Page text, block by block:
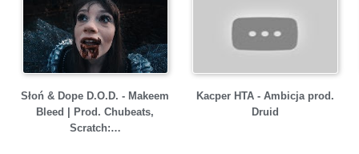
Słoń & Dope D.O.D. - Makeem
Bleed | Prod. Chubeats,
Scratch:…
Kacper HTA - Ambicja prod.
Druid